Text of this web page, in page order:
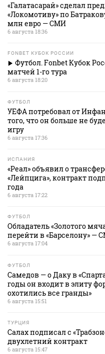
«Галатасарай» сделал
«Локомотиву» по
млн евро — СМИ
6 августа 18:36
FONBET КУБОК РОССИИ
Футбол. Fonbet Кубок
матчей 1-го тура
6 августа 18:20
ФУТБОЛ
УЕФА потребовал от
того, что он больше не
игру
6 августа 17:36
ИСПАНИЯ
«Реал» объявил о
«Лейпцига», контракт
года
6 августа 17:22
ФУТБОЛ
Обладатель «Золотого
перейти в «Барселону» —
6 августа 17:04
ФУТБОЛ
Самедов — о Даку в
годы он входит в элиту
охотились все гранды»
6 августа 15:51
ТУРЦИЯ
Салах подписал с
двухлетний контракт
6 августа 15:47